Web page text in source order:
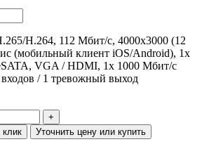
H.264, 112 Мбит/с, 4000х3000 (12
(мобильный клиент iOS/Android), 1x
VGA / HDMI, 1x 1000 Мбит/с
/ 1 тревожный выход
клик
Уточнить цену или купить